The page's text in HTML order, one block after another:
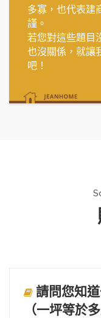
多寡，也代表建
謹。
若您對這些題目
也沒關係，就讓
吧！
請問您知
（一坪等於